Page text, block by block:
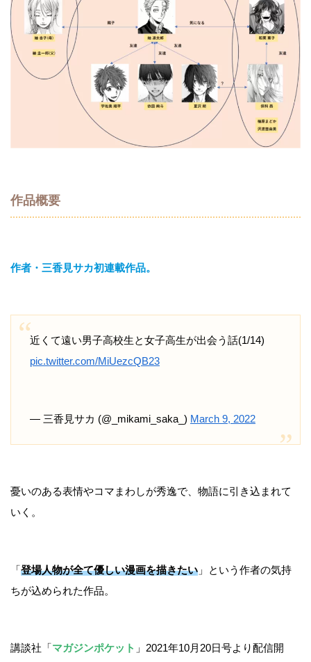
作品概要
作者・三香見サカ初連載作品。
近くて遠い男子高校生と女子高生が出会う話(1/14)
pic.twitter.com/MiUezcQB23
— 三香見サカ (@_mikami_saka_) March 9, 2022
憂いのある表情やコマまわしが秀逸で、物語に引き込まれて
いく。
「登場人物が全て優しい漫画を描きたい 」という作者の気持
ちが込められた作品。
講談社「マガジンポケット 」2021年10月20日号より配信開